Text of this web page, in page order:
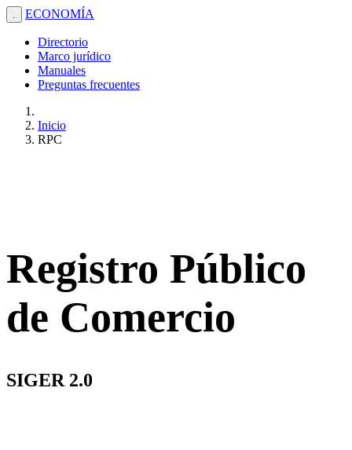
. ECONOMÍA
Directorio
Marco jurídico
Manuales
Preguntas frecuentes
Inicio
RPC
Registro Público
de Comercio
SIGER 2.0